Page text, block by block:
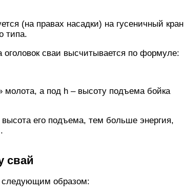
(на правах насадки) на гусеничный кран
типа.
оголовок сваи высчитывается по формуле:
а под h – высоту подъема бойка
его подъема, тем больше энергия,
свай
следующим образом: